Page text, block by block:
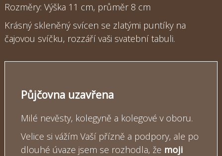
Rozměry: Výška 11 cm, průměr 8 cm
Krásný skleněný svícen se zlatými puntíky na
čajovou svíčku, rozzáří vaši svatební tabuli.
Půjčovna uzavřena
Milé nevěsty, kolegyně a kolegové v oboru.
Velice si vážím Vaší přízně a podpory, ale po
dlouhé úvaze jsem se rozhodla, že moji